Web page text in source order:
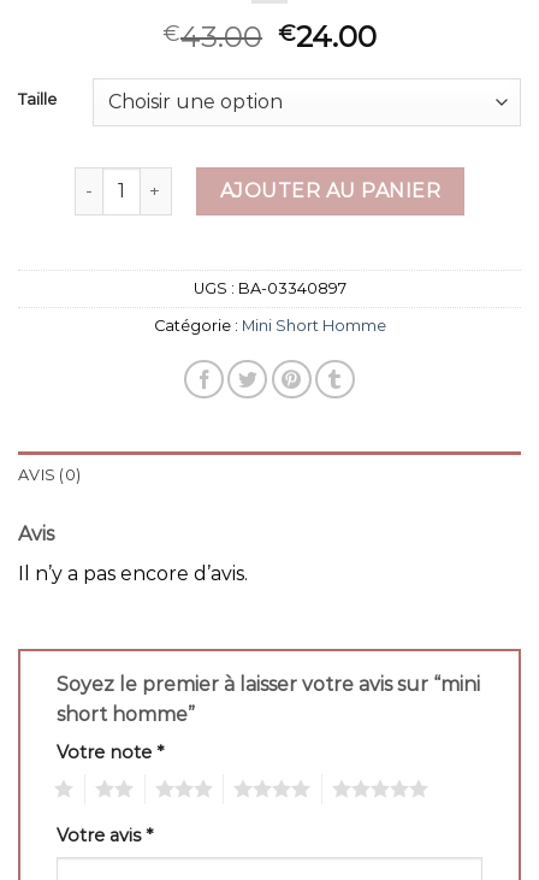
€43.00 €24.00
Taille
quantité de mini short homme
AJOUTER AU PANIER
UGS : BA-03340897
Catégorie : Mini Short Homme
AVIS (0)
Avis
Il n’y a pas encore d’avis.
Soyez le premier à laisser votre avis sur “mini
short homme”
Votre note *
Votre avis*